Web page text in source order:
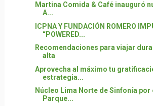
Martina Comida & Café inauguró
A...
ICPNA Y FUNDACIÓN ROMERO
“POWERED...
Recomendaciones para viajar
alta
Aprovecha al máximo tu
estrategia...
Núcleo Lima Norte de Sinfonía por
Parque...